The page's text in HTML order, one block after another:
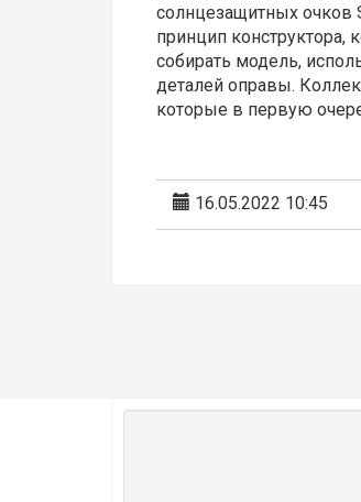
солнцезащитных очков
принцип конструктора,
собирать модель,
деталей оправы.
которые в первую
16.05.2022 10:45